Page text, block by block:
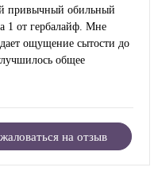
привычный обильный
1 от гербалайф. Мне
дает ощущение сытости до
общее
на отзыв